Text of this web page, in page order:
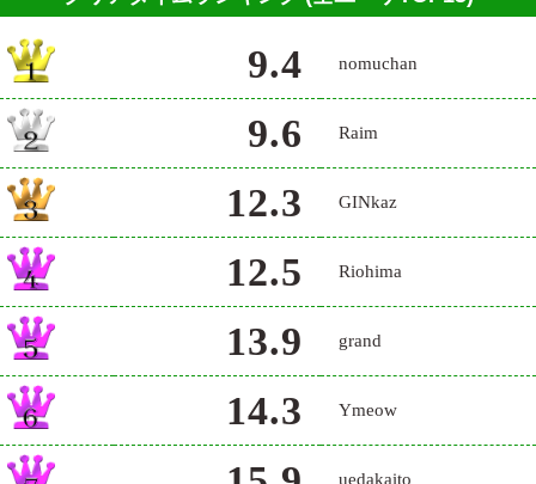
9.4 nomuchan
9.6 Raim
12.3 GINkaz
12.5 Riohima
13.9 grand
14.3 Ymeow
uedakaito